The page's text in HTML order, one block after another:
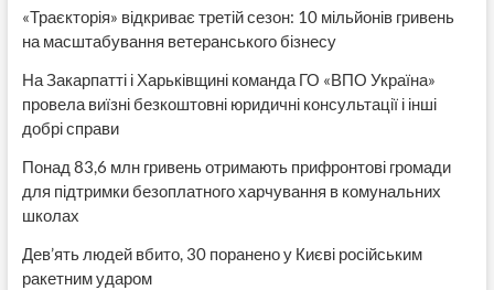
«Траєкторія» відкриває третій сезон: 10 мільйонів гривень
на масштабування ветеранського бізнесу
На Закарпатті і Харьківщині команда ГО «ВПО Україна»
провела виїзні безкоштовні юридичні консультації і інші
добрі справи
Понад 83,6 млн гривень отримають прифронтові громади
для підтримки безоплатного харчування в комунальних
школах
Дев’ять людей вбито, 30 поранено у Києві російським
ракетним ударом